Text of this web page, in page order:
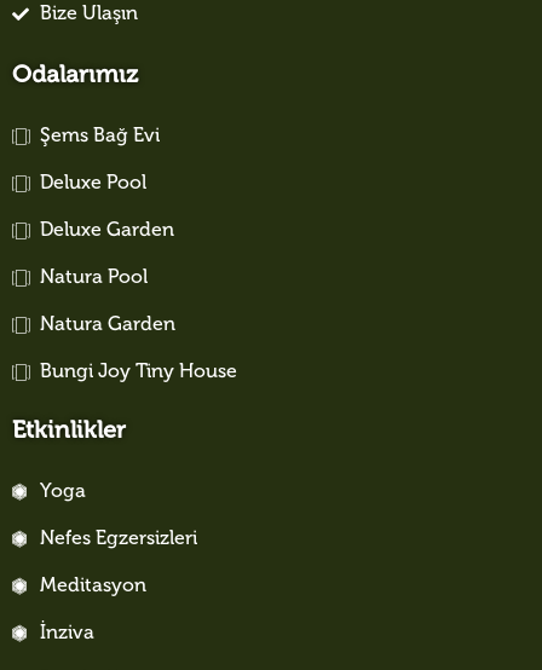
Bize Ulaşın
Odalarımız
Şems Bağ Evi
Deluxe Pool
Deluxe Garden
Natura Pool
Natura Garden
Bungi Joy Tiny House
Etkinlikler
Yoga
Nefes Egzersizleri
Meditasyon
İnziva